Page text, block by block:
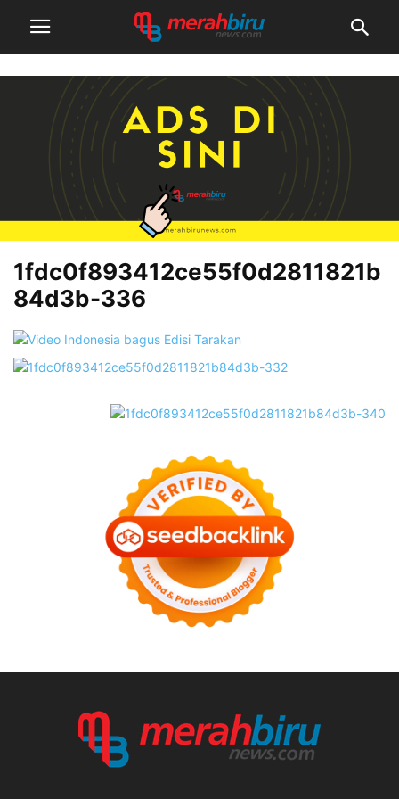
1fdc0f893412ce55f0d2811821b
84d3b-336